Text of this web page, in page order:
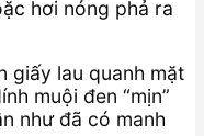
hơi nóng phả ra
giấy lau quanh mặt
muội đen “mịn”
như đã có manh